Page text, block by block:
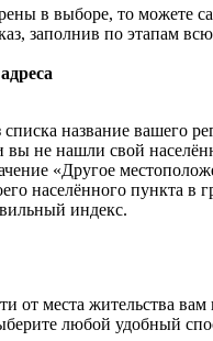
в выборе, то можете
заполнив по этапам
название вашего
вы не нашли свой
«Другое
населённого пункта в
индекс.
от места жительства
любой удобный